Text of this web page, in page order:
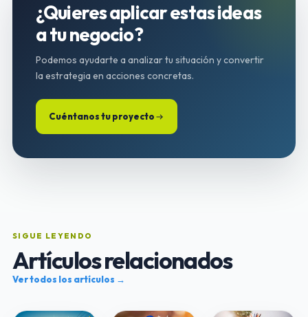
¿Quieres aplicar estas ideas
a tu negocio?
Podemos ayudarte a analizar tu situación y convertir
la estrategia en acciones concretas.
Cuéntanos tu proyecto
SIGUE LEYENDO
Artículos relacionados
Ver todos los artículos →